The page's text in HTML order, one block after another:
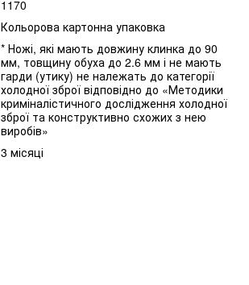
1170
Кольорова картонна упаковка
* Ножі, які мають довжину клинка до 90
мм, товщину обуха до 2.6 мм і не мають
гарди (утику) не належать до категорії
холодної зброї відповідно до «Методики
криміналістичного дослідження холодної
зброї та конструктивно схожих з нею
виробів»
3 місяці